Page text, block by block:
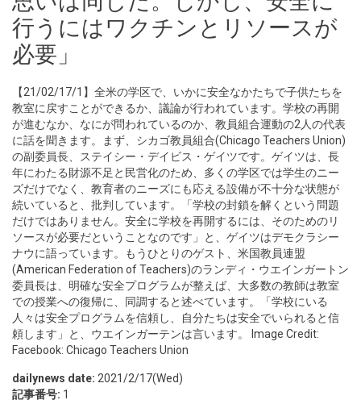
行うにはワクチンとリソースが
必要」
【21/02/17/1】全米の学区で、いかに安全なかたちで子供たちを
教室に戻すことができるか、議論が行われています。学校の再開
が進むなか、なにが問われているのか、教員組合運動の2人の代表
に話を聞きます。まず、シカゴ教員組合(Chicago Teachers Union)
の副委員長、ステイシー・デイビス・ゲイツです。ゲイツは、長
年にわたる財源不足と民営化のため、多くの学区では学生のニー
ズだけでなく、教育者のニーズにも応える設備が不十分な状態が
続いていると、批判しています。「学校の封鎖を解くという問題
だけではありません。安全に学校を再開するには、そのためのリ
ソースが必要だということなのです」と、ゲイツはデモクラシー
ナウに語っています。もうひとりのゲスト、米国教員連盟
(American Federation of Teachers)のランディ・ウエインガートン
委員長は、明確な安全プログラムが整えば、大多数の教師は教室
での授業への復帰に、同調すると述べています。「学校にいる
人々は安全プログラムを信頼し、自分たちは安全でいられると信
頼します」と、ウエインガーテンは言います。 Image Credit:
Facebook: Chicago Teachers Union
dailynews date: 2021/2/17(Wed)
記事番号: 1